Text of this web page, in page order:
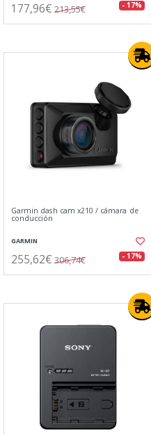
177,96€ 213,55€ - 17%
Garmin dash cam x210 / cámara de
conducción
GARMIN
255,62€ 306,74€ - 17%